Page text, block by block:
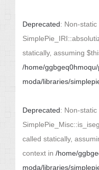
Deprecated: Non-static
statically, assuming
/home/
moda/libraries/
Deprecated: Non-static
called statically,
context in /home/
moda/libraries/